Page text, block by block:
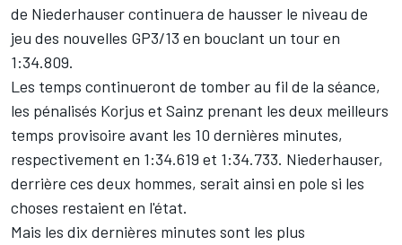
de Niederhauser continuera de hausser le niveau de
jeu des nouvelles GP3/13 en bouclant un tour en
1:34.809.
Les temps continueront de tomber au fil de la séance,
les pénalisés Korjus et Sainz prenant les deux meilleurs
temps provisoire avant les 10 dernières minutes,
respectivement en 1:34.619 et 1:34.733. Niederhauser,
derrière ces deux hommes, serait ainsi en pole si les
choses restaient en l'état.
Mais les dix dernières minutes sont les plus